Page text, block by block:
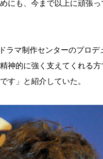
にも、今まで以上に頑張
ラマ制作センターのプロデ
神的に強く支えてくれる
す」と紹介していた。